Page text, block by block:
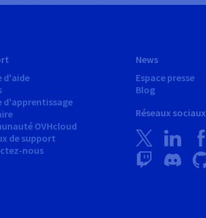
d'aide
d'apprentissage
OVHcloud
de support
nous
News
Espace presse
Blog
Réseaux sociaux